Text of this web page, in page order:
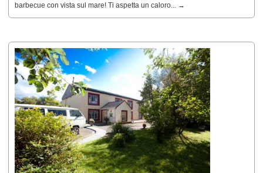
barbecue con vista sul mare! Ti aspetta un caloro... →